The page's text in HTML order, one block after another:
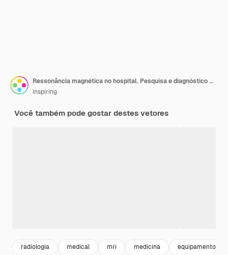
Ressonância magnética no hospital. Pesquisa e diagnóstico médico. Scanner tomográfico moderno. Paciente em ressonância magnética.
inspiring
Você também pode gostar destes vetores
radiologia medical mri medicina equipamentos